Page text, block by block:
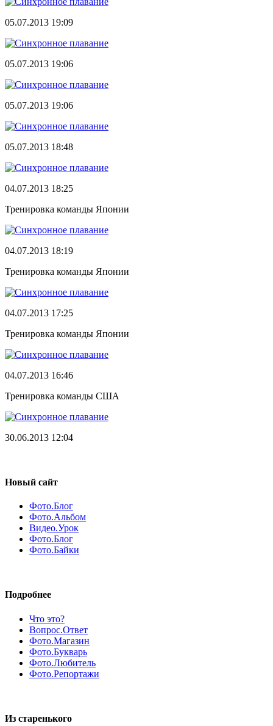
05.07.2013 19:09
05.07.2013 19:06
05.07.2013 19:06
05.07.2013 18:48
04.07.2013 18:25
Тренировка команды Японии
04.07.2013 18:19
Тренировка команды Японии
04.07.2013 17:25
Тренировка команды Японии
04.07.2013 16:46
Тренировка команды США
30.06.2013 12:04
Новый сайт
Фото.Блог
Фото.Альбом
Видео.Урок
Фото.Блог
Фото.Байки
Подробнее
Что это?
Вопрос.Ответ
Фото.Магазин
Фото.Букварь
Фото.Любитель
Фото.Репортажи
Из старенького